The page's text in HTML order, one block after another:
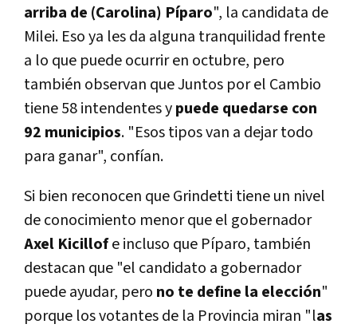
arriba de (Carolina) Píparo", la candidata de
Milei. Eso ya les da alguna tranquilidad frente
a lo que puede ocurrir en octubre, pero
también observan que Juntos por el Cambio
tiene 58 intendentes ypuede quedarse con
92 municipios. "Esos tipos van a dejar todo
para ganar", confían.
Si bien reconocen que Grindetti tiene un nivel
de conocimiento menor que el gobernador
Axel Kicillofe incluso que Píparo, también
destacan que "el candidato a gobernador
puede ayudar, pero no te define la elección"
porque los votantes de la Provincia miran "las